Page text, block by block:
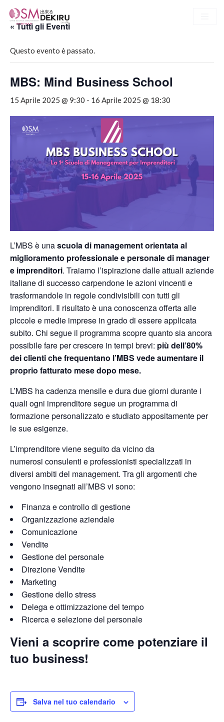
Vai
contenuto
« Tutti gli Eventi
Questo evento è passato.
MBS: Mind Business School
15 Aprile 2025 @ 9:30 - 16 Aprile 2025 @ 18:30
L’MBS è unascuola di management orientata al
miglioramento professionale e personale di manager
e imprenditori. Traiamo l’ispirazione dalle attuali aziende
italiane di successo carpendone le azioni vincenti e
trasformandole in regole condivisibili con tutti gli
imprenditori. Il risultato è una conoscenza offerta alle
piccole e medie imprese in grado di essere applicata
subito. Chi segue il programma scopre quanto sia ancora
possibile fare per crescere in tempi brevi: più dell’80%
dei clienti che frequentano l’MBS vede aumentare il
proprio fatturato mese dopo mese.
L’MBS ha cadenza mensile e dura due giorni durante i
quali ogni imprenditore segue un programma di
formazione personalizzatoe studiato appositamente per
le sue esigenze.
L’imprenditore viene seguito da vicino da
numerosi consulenti e professionisti specializzati in
diversi ambiti del management. Tra gli argomenti che
vengono insegnati all’MBS vi sono:
Finanza e controllo di gestione
Organizzazione aziendale
Comunicazione
Vendite
Gestione del personale
Direzione Vendite
Marketing
Gestione dello stress
Delega e ottimizzazione del tempo
Ricerca e selezione del personale
Vieni a scoprire come potenziare il
tuo business!
Salva nel tuo calendario